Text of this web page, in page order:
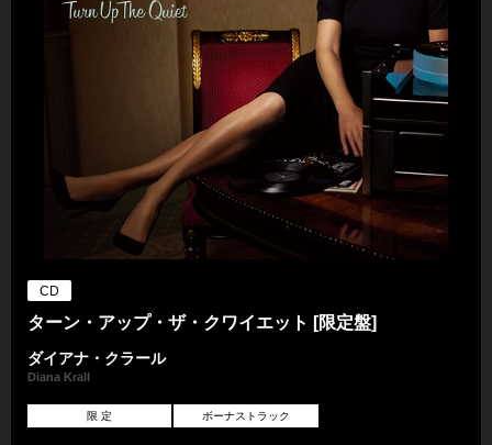
CD
ターン・アップ・ザ・クワイエット [限定盤]
ダイアナ・クラール
Diana Krall
限 定 ボーナストラック